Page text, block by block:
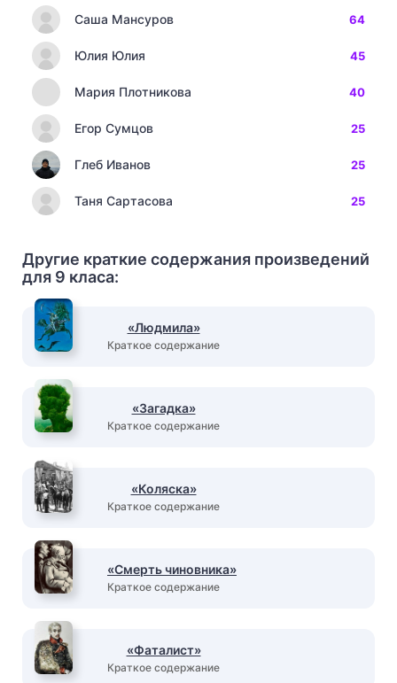
Саша Мансуров 64
Юлия Юлия 45
Мария Плотникова 40
Егор Сумцов 25
Глеб Иванов 25
Таня Сартасова 25
Другие краткие содержания произведений
для 9 класа:
«Людмила»
Краткое содержание
«Загадка»
Краткое содержание
«Коляска»
Краткое содержание
«Смерть чиновника»
Краткое содержание
«Фаталист»
Краткое содержание